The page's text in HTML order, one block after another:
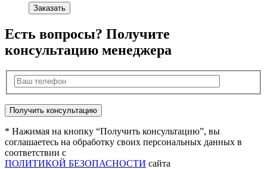
Заказать
Есть вопросы? Получите
консультацию менеджера
* Нажимая на кнопку “Получить консультацию”, вы
соглашаетесь на обработку своих персональных данных в
соответствии с
ПОЛИТИКОЙ БЕЗОПАСНОСТИ сайта